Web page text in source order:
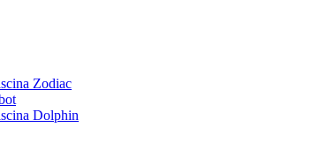
Zodiac
Dolphin